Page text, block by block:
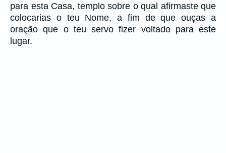
para esta Casa, templo sobre o qual afirmaste que
colocarias o teu Nome, a fim de que ouças a
oração que o teu servo fizer voltado para este
lugar.